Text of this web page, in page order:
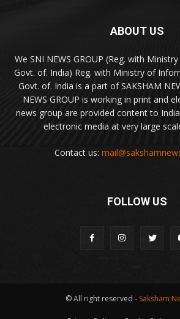
ABOUT US
We SNI NEWS GROUP (Reg. with
Govt. of. India) Reg. with Ministry of
Govt. of. India is a part of SAKSHAM
NEWS GROUP is working in print and
news group are provided content to
electronic media at very large
Contact us:
FOLLOW US
© All right reserved - Saksham